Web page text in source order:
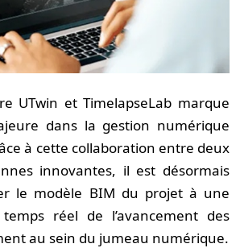
UTwin et TimelapseLab marque
dans la gestion numérique
à cette collaboration entre deux
innovantes, il est désormais
le modèle BIM du projet à une
réel de l’avancement des
au sein du jumeau numérique.